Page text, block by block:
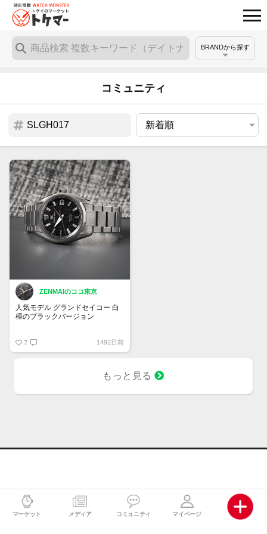
BRANDから探す
コミュニティ
ZENMAIのココ東京
人気モデル グランドセイコー 白
樺のブラックバージョン
Evolution 9 Collection
1,210,000 円（税込）
7 1492日前
もっと見る
マーケット メディア コミュニティ マイページ